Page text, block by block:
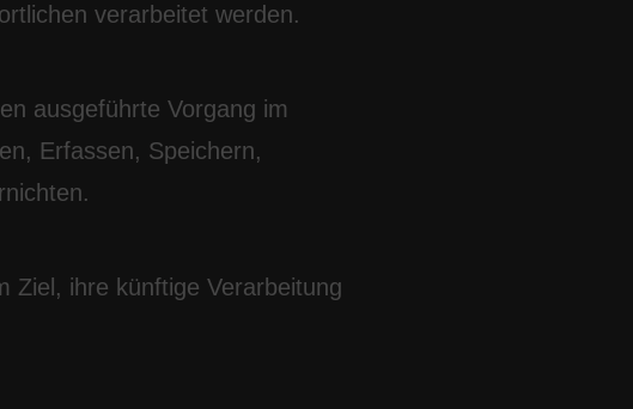
verarbeitet werden.
ausgeführte Vorgang im
Erfassen, Speichern,
Ziel, ihre künftige Verarbeitung